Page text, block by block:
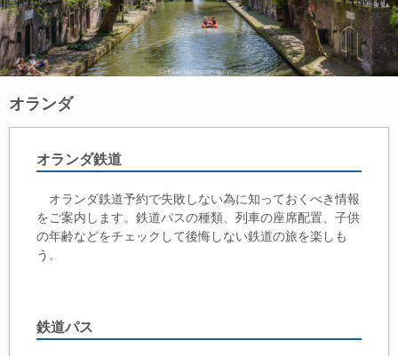
オランダ
オランダ鉄道
オランダ鉄道予約で失敗しない為に知っておくべき情報
をご案内します。鉄道パスの種類、列車の座席配置、子供
の年齢などをチェックして後悔しない鉄道の旅を楽しも
う。
鉄道パス